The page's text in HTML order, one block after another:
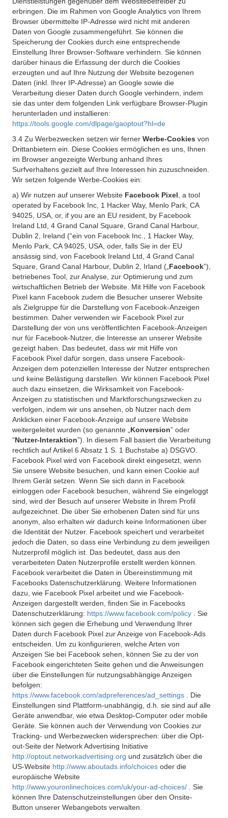
erbringen. Die im Rahmen von Google Analytics von Ihrem
Browser übermittelte IP-Adresse wird nicht mit anderen
Daten von Google zusammengeführt. Sie können die
Speicherung der Cookies durch eine entsprechende
Einstellung Ihrer Browser-Software verhindern. Sie können
darüber hinaus die Erfassung der durch die Cookies
erzeugten und auf Ihre Nutzung der Website bezogenen
Daten (inkl. Ihrer IP-Adresse) an Google sowie die
Verarbeitung dieser Daten durch Google verhindern, indem
sie das unter dem folgenden Link verfügbare Browser-Plugin
herunterladen und installieren:
https://tools.google.com/dlpage/gaoptout?hl=de
3.4 Zu Werbezwecken setzen wir ferner Werbe-Cookies von
Drittanbietern ein. Diese Cookies ermöglichen es uns, Ihnen
im Browser angezeigte Werbung anhand Ihres
Surfverhaltens gezielt auf Ihre Interessen hin zuzuschneiden.
Wir setzen folgende Werbe-Cookies ein:
a) Wir nutzen auf unserer Website Facebook Pixel , a tool
operated by Facebook Inc, 1 Hacker Way, Menlo Park, CA
94025, USA, or, if you are an EU resident, by Facebook
Ireland Ltd, 4 Grand Canal Square, Grand Canal Harbour,
Dublin 2, Ireland (“ein von Facebook Inc., 1 Hacker Way,
Menlo Park, CA 94025, USA, oder, falls Sie in der EU
ansässig sind, von Facebook Ireland Ltd, 4 Grand Canal
Square, Grand Canal Harbour, Dublin 2, Irland („ Facebook”),
betriebenes Tool, zur Analyse, zur Optimierung und zum
wirtschaftlichen Betrieb der Website. Mit Hilfe von Facebook
Pixel kann Facebook zudem die Besucher unserer Website
als Zielgruppe für die Darstellung von Facebook-Anzeigen
bestimmen. Daher verwenden wir Facebook Pixel zur
Darstellung der von uns veröffentlichten Facebook-Anzeigen
nur für Facebook-Nutzer, die Interesse an unserer Website
gezeigt haben. Das bedeutet, dass wir mit Hilfe von
Facebook Pixel dafür sorgen, dass unsere Facebook-
Anzeigen dem potenziellen Interesse der Nutzer entsprechen
und keine Belästigung darstellen. Wir können Facebook Pixel
auch dazu einsetzen, die Wirksamkeit von Facebook-
Anzeigen zu statistischen und Marktforschungszwecken zu
verfolgen, indem wir uns ansehen, ob Nutzer nach dem
Anklicken einer Facebook-Anzeige auf unsere Website
weitergeleitet wurden (so genannte „ Konversion” oder
“Nutzer-Interaktion”). In diesem Fall basiert die Verarbeitung
rechtlich auf Artikel 6 Absatz 1 S. 1 Buchstabe a) DSGVO.
Facebook Pixel wird von Facebook direkt eingesetzt, wenn
Sie unsere Website besuchen, und kann einen Cookie auf
Ihrem Gerät setzen. Wenn Sie sich dann in Facebook
einloggen oder Facebook besuchen, während Sie eingeloggt
sind, wird der Besuch auf unserer Website in Ihrem Profil
aufgezeichnet. Die über Sie erhobenen Daten sind für uns
anonym, also erhalten wir dadurch keine Informationen über
die Identität der Nutzer. Facebook speichert und verarbeitet
jedoch die Daten, so dass eine Verbindung zu dem jeweiligen
Nutzerprofil möglich ist. Das bedeutet, dass aus den
verarbeiteten Daten Nutzerprofile erstellt werden können.
Facebook verarbeitet die Daten in Übereinstimmung mit
Facebooks Datenschutzerklärung. Weitere Informationen
dazu, wie Facebook Pixel arbeitet und wie Facebook-
Anzeigen dargestellt werden, finden Sie in Facebooks
Datenschutzerklärung: https://www.facebook.com/policy
. Sie
können sich gegen die Erhebung und Verwendung Ihrer
Daten durch Facebook Pixel zur Anzeige von Facebook-Ads
entscheiden. Um zu konfigurieren, welche Arten von
Anzeigen Sie bei Facebook sehen, können Sie zu der von
Facebook eingerichteten Seite gehen und die Anweisungen
über die Einstellungen für nutzungsabhängige Anzeigen
befolgen:
https://www.facebook.com/adpreferences/ad_settings
. Die
Einstellungen sind Plattform-unabhängig, d.h. sie sind auf alle
Geräte anwendbar, wie etwa Desktop-Computer oder mobile
Geräte. Sie können auch der Verwendung von Cookies zur
Tracking- und Werbezwecken widersprechen: über die Opt-
out-Seite der Network Advertising Initiative
http://optout.networkadvertising.org und zusätzlich über die
US-Website http://www.aboutads.info/choices oder die
europäische Website
http://www.youronlinechoices.com/uk/your-ad-choices/
. Sie
können Ihre Datenschutzeinstellungen über den Onsite-
Button unserer Webangebots verwalten.